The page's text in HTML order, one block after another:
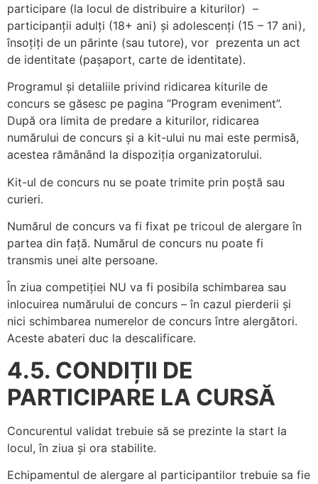
participare (la locul de distribuire a kiturilor) –
participanții adulți (18+ ani) și adolescenți (15 – 17 ani),
însoțiți de un părinte (sau tutore), vor prezenta un act
de identitate (pașaport, carte de identitate).
Programul și detaliile privind ridicarea kiturile de
concurs se găsesc pe pagina “Program eveniment”.
După ora limita de predare a kiturilor, ridicarea
numărului de concurs și a kit-ului nu mai este permisă,
acestea rămânând la dispoziția organizatorului.
Kit-ul de concurs nu se poate trimite prin poștă sau
curieri.
Numărul de concurs va fi fixat pe tricoul de alergare în
partea din față. Numărul de concurs nu poate fi
transmis unei alte persoane.
În ziua competiției NU va fi posibila schimbarea sau
inlocuirea numărului de concurs – în cazul pierderii și
nici schimbarea numerelor de concurs între alergători.
Aceste abateri duc la descalificare.
4.5. CONDIȚII DE
PARTICIPARE LA CURSĂ
Concurentul validat trebuie să se prezinte la start la
locul, în ziua și ora stabilite.
Echipamentul de alergare al participantilor trebuie sa fie